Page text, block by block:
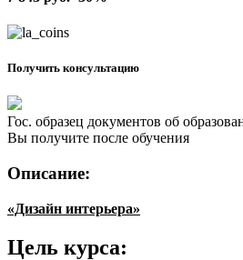
Получить консультацию
Гос. образец документов об
Вы получите после обучения
Описание:
«Дизайн интерьера»
Цель курса: